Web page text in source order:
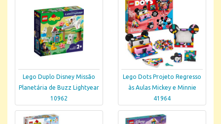
Lego Duplo Disney Missão
Planetária de Buzz Lightyear
10962
Lego Dots Projeto Regresso
às Aulas Mickey e Minnie
41964